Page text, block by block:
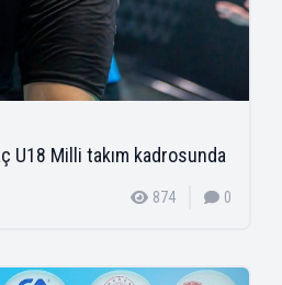
U18 Milli takım kadrosunda
874 0